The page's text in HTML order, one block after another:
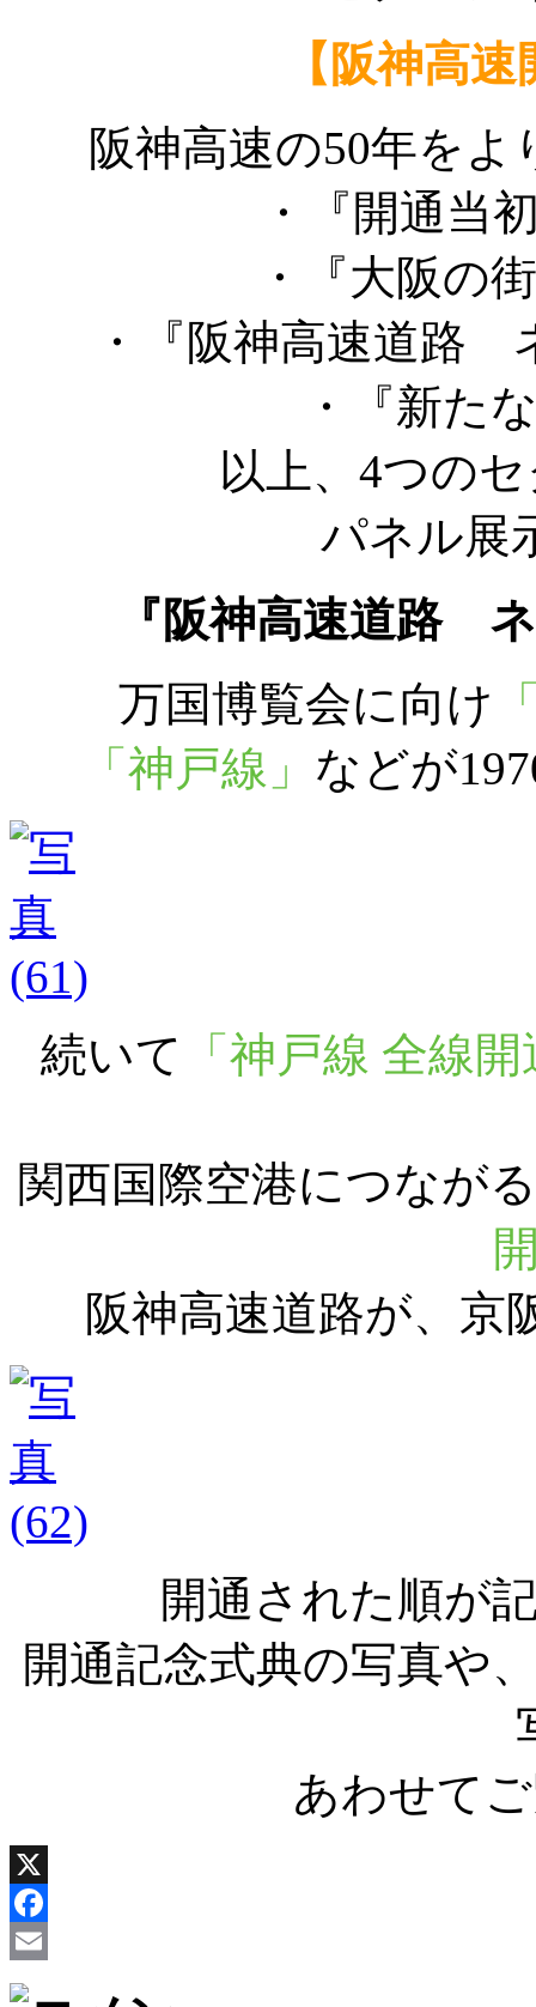
【阪神高
阪神高速の50年を
・『開通当
・『大阪の
・『阪神高速道路
・『新た
以上、4つの
パネル展
『阪神高速道路
万国博覧会に向け
「神戸線」 などが
続いて 「神戸線 全線
関西国際空港につながる
阪神高速道路が、京
開通された順が
開通記念式典の写真や
あわせて
X
Facebook
Email